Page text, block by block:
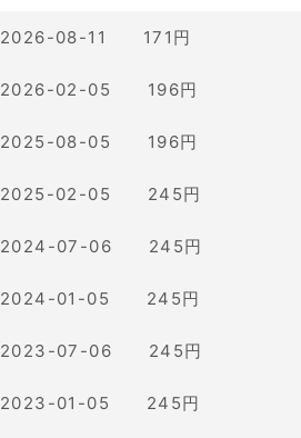
2026-08-11 171円
2026-02-05 196円
2025-08-05 196円
2025-02-05 245円
2024-07-06 245円
2024-01-05 245円
2023-07-06 245円
2023-01-05 245円